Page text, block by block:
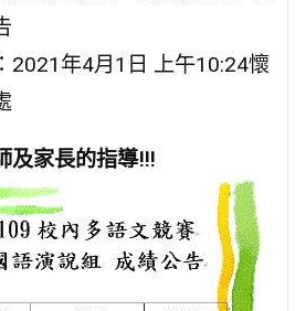
2021年4月1日 上午10:24懷
及家長的指導!!!